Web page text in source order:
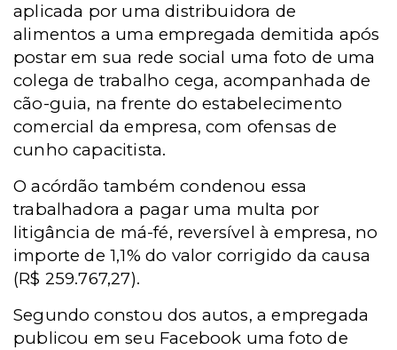
aplicada por uma distribuidora de
alimentos a uma empregada demitida após
postar em sua rede social uma foto de uma
colega de trabalho cega, acompanhada de
cão-guia, na frente do estabelecimento
comercial da empresa, com ofensas de
cunho capacitista.
O acórdão também condenou essa
trabalhadora a pagar uma multa por
litigância de má-fé, reversível à empresa, no
importe de 1,1% do valor corrigido da causa
(R$ 259.767,27).
Segundo constou dos autos, a empregada
publicou em seu Facebook uma foto de